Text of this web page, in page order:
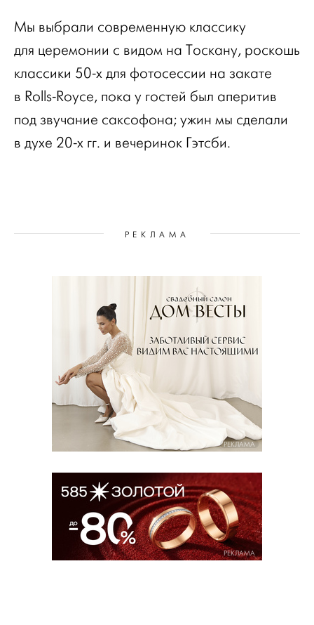
Мы выбрали современную классику
для церемонии с видом на Тоскану, роскошь
классики 50-х для фотосессии на закате
в Rolls-Royce, пока у гостей был аперитив
под звучание саксофона; ужин мы сделали
в духе 20-х гг. и вечеринок Гэтсби.
РЕКЛАМА
РЕКЛАМА
РЕКЛАМА